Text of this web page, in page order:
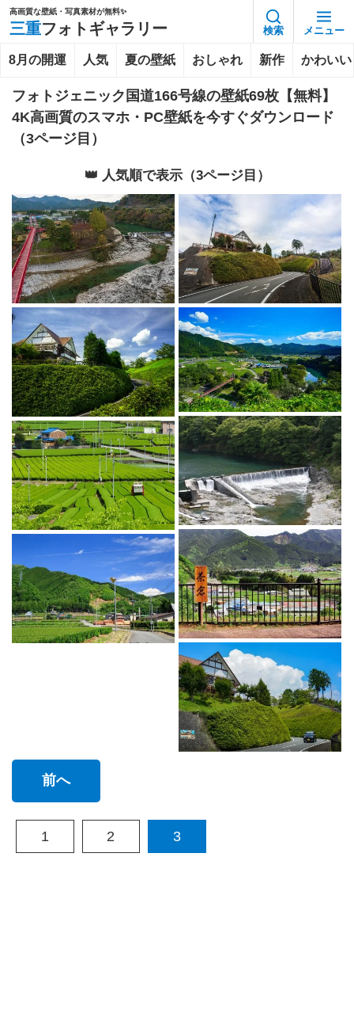
高画質な壁紙・写真素材が無料✨️
三重フォトギャラリー 検索 メニュー
8月の開運 人気 夏の壁紙 おしゃれ 新作 かわいい
フォトジェニック国道166号線の壁紙69枚【無料】
4K高画質のスマホ・PC壁紙を今すぐダウンロード
（3ページ目）
👑 人気順で表示（3ページ目）
前へ
1 2 3